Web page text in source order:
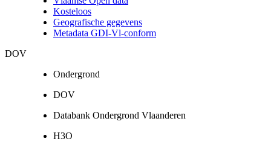
Kosteloos
Geografische gegevens
Metadata GDI-Vl-conform
DOV
Ondergrond
DOV
Databank Ondergrond Vlaanderen
H3O